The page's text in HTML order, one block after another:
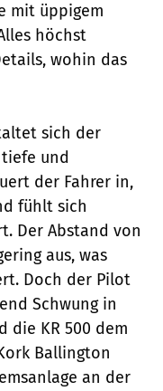
mit üppigem
höchst
wohin das
sich der
und
der Fahrer in,
fühlt sich
Der Abstand von
aus, was
Doch der Pilot
Schwung in
die KR 500 dem
Ballington
an der